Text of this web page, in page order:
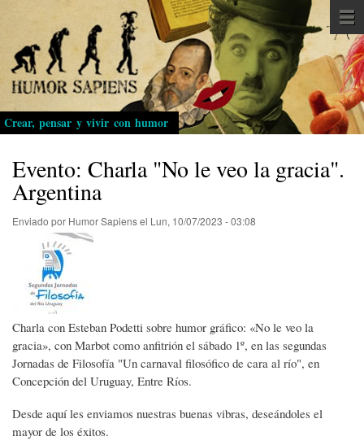
Pasar
al
contenido
principal
Crear, pensar y vivir con humor
Evento: Charla "No le veo la gracia".
Argentina
Enviado por Humor Sapiensel Lun, 10/07/2023 - 03:08
Charla con Esteban Podetti sobre humor gráfico: «No le veo la
gracia», con Marbot como anfitrión el sábado 1º, en las segundas
Jornadas de Filosofía "Un carnaval filosófico de cara al río", en
Concepción del Uruguay, Entre Ríos.
Desde aquí les enviamos nuestras buenas vibras, deseándoles el
mayor de los éxitos.